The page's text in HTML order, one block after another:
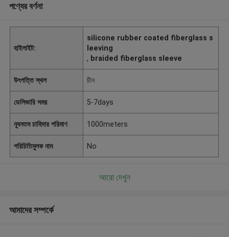
পণ্যের বর্ণনা
হাইলাইট:
silicone rubber coated fiberglass s
leeving
, braided fiberglass sleeve
উৎপত্তি স্থল চীন
ডেলিভারি সময় 5-7days
ন্যূনতম চাহিদার পরিমাণ 1000meters
পরিচিতিমুলক নাম No
আরো দেখুন
আমাদের সম্পর্কে